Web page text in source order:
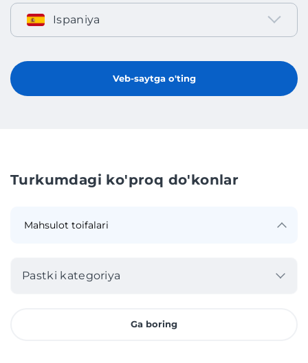
Ispaniya
Veb-saytga o'ting
Turkumdagi ko'proq do'konlar
Pastki kategoriya
Ga boring